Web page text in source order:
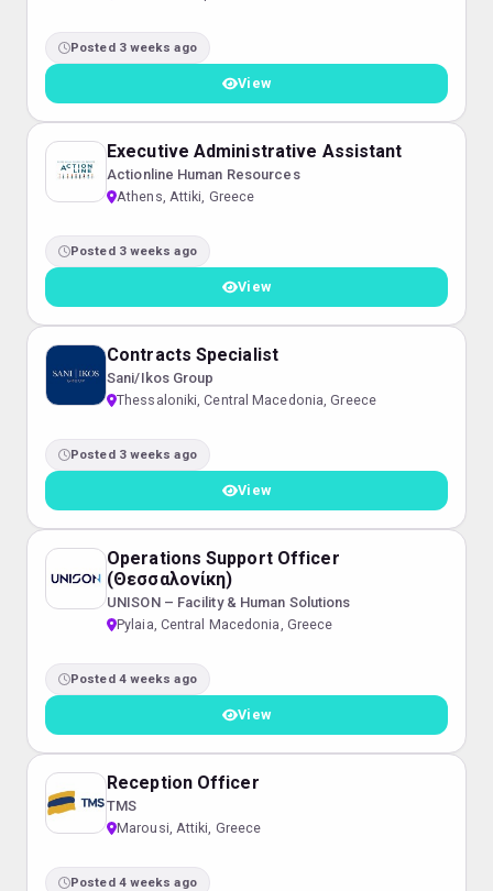
Posted 3 weeks ago
View
Executive Administrative Assistant
Actionline Human Resources
Athens, Attiki, Greece
Posted 3 weeks ago
View
Contracts Specialist
Sani/Ikos Group
Thessaloniki, Central Macedonia, Greece
Posted 3 weeks ago
View
Operations Support Officer
(Θεσσαλονίκη)
UNISON – Facility & Human Solutions
Pylaia, Central Macedonia, Greece
Posted 4 weeks ago
View
Reception Officer
TMS
Marousi, Attiki, Greece
Posted 4 weeks ago